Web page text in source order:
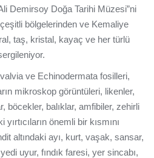
Demirsoy Doğa Tarihi Müzesi”ni
bölgelerinden ve Kemaliye
taş, kristal, kayaç ve her türlü
ve Echinodermata fosilleri,
mikroskop görüntüleri, likenler,
böcekler, balıklar, amfibiler, zehirli
önemli bir kısmını
altındaki ayı, kurt, vaşak, sansar,
uyur, fındık faresi, yer sincabı,